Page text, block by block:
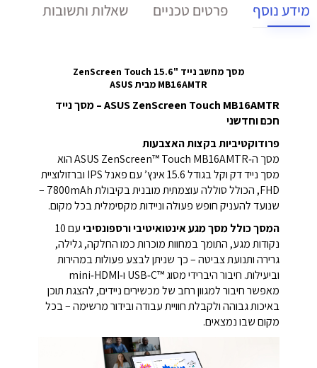
מידע נוסף פרטים טכניים שאלות ותשובות
מסך מחשב נייד "15.6 ZenScreen Touch
MB16AMTR מבית ASUS
ASUS ZenScreen Touch MB16AMTR – מסך נייד
חכם וחדשני
פרודוקטיביות בקצות האצבעות
מסך ה‑ASUS ZenScreen™ Touch MB16AMTR הוא
מסך נייד דק וקל בגודל ‎15.6‎ אינץ’ עם פאנל IPS וברזולוציית
FHD, הכולל סוללה עוצמתית מובנית בקיבולת ‎7800mAh‎ –
שנועד להעניק חופש פעולה וניידות מקסימלית בכל מקום.
המסך כולל מסך מגע אינטואיטיבי ורספונסיבי
עם ‎10‎
נקודות מגע, התומך במחוות מוכרות כמו החלקה, גלילה,
גרירה ותנועת צביטה – כך שניתן לבצע פעולות במהירות
וביעילות. חיבור היברידי מסוג ‎USB‑C™‎ ו‑mini‑HDMI
מאפשר חיבור למגוון רחב של מכשירים ניידים, להצגת תוכן
באיכות גבוהה ולקבלת חוויית עבודה ובידור מרשימה – בכל
מקום שבו נמצאים.